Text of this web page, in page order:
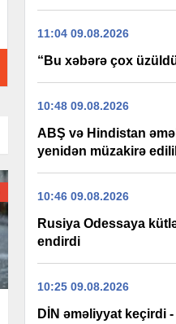
11:04 09.08.2026
“Bu xəbərə çox
10:48 09.08.2026
ABŞ və Hindistan
yenidən müzakirə
10:46 09.08.2026
Rusiya Odessaya
endirdi
10:25 09.08.2026
DİN əməliyyat keçirdi -